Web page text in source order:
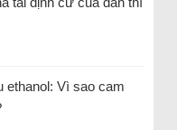
ethanol: Vì sao cam